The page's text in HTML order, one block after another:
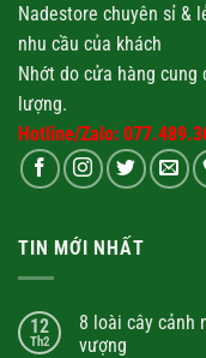
Nadestore chuyên sỉ &
nhu cầu của khách
Nhớt do cửa hàng cung
lượng.
Hotline/Zalo:
TIN MỚI NHẤT
12
Th2
8 loài cây cảnh
vượng